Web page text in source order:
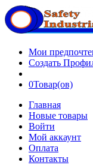
Мои
Создать
0Товар(ов)
Главная
Новые товары
Войти
Мой аккаунт
Оплата
Контакты